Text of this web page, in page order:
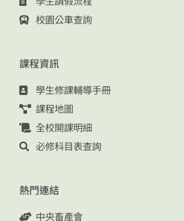
校園公車查詢
課程資訊
學生修課輔導手冊
課程地圖
全校開課明細
必修科目表查詢
熱門連結
中央畜產會